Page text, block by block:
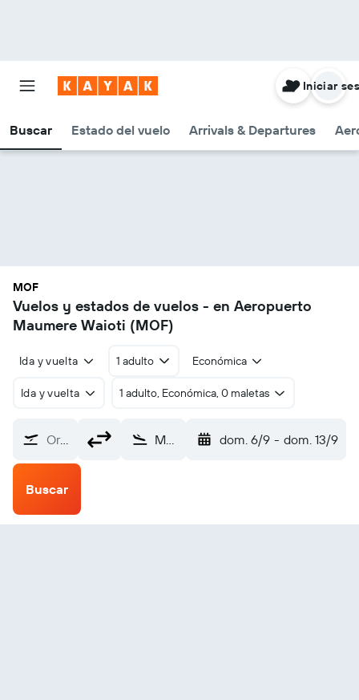
Buscar Estado del vuelo Arrivals & Departures
Iniciar
MOF
Vuelos y estados de vuelos - en Aeropuerto
Maumere Waioti (MOF)
Ida y vuelta 1 adulto Económica
Ida y vuelta 1 adulto, Económica, 0 maletas
Origen Maumere Waioti (MOF) dom. 6/9 - dom. 13/9
Buscar